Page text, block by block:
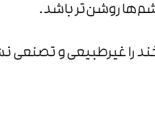
روشن‌تر باشد.
را غیرطبیعی و تصنعی